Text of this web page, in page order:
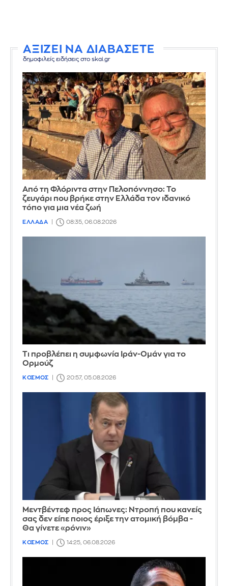
ΑΞΙΖΕΙ ΝΑ ΔΙΑΒΑΣΕΤΕ
δημοφιλείς ειδήσεις στο skai.gr
Από τη Φλόριντα στην Πελοπόννησο: Το
ζευγάρι που βρήκε στην Ελλάδα τον ιδανικό
τόπο για μια νέα ζωή
ΕΛΛΑΔΑ 08:35, 06.08.2026
Τι προβλέπει η συμφωνία Ιράν-Ομάν για το
Ορμούζ
ΚΟΣΜΟΣ 20:57, 05.08.2026
Μεντβέντεφ προς Ιάπωνες: Ντροπή που κανείς
σας δεν είπε ποιος έριξε την ατομική βόμβα -
Θα γίνετε «ρόνιν»
ΚΟΣΜΟΣ 14:25, 06.08.2026